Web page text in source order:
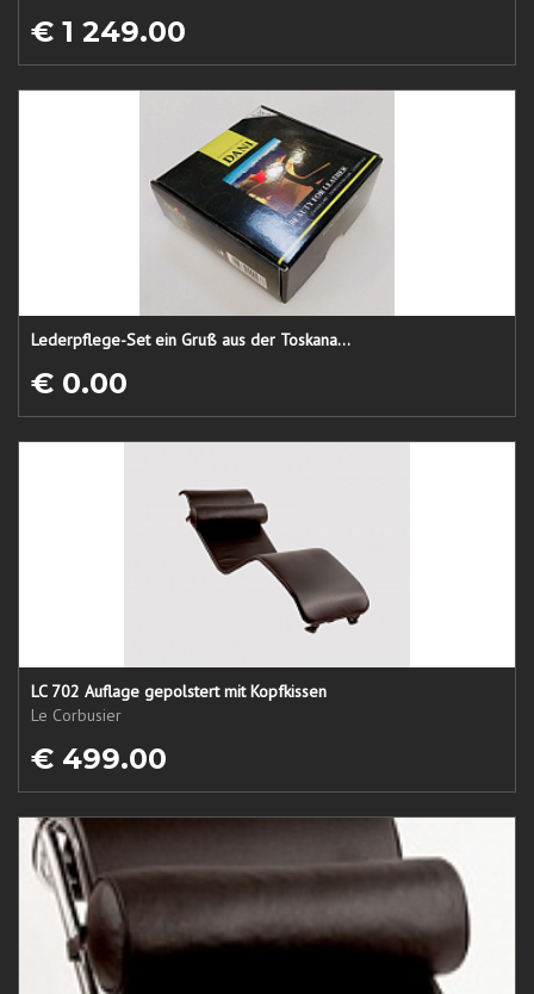
€ 1 249.00
Lederpflege-Set ein Gruß aus der Toskana...
€ 0.00
LC 702 Auflage gepolstert mit Kopfkissen
Le Corbusier
€ 499.00